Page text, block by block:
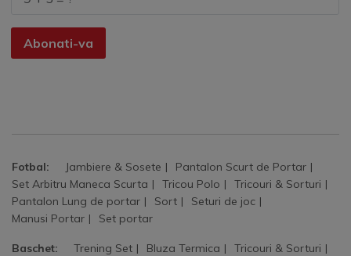
Abonati-va
Fotbal: Jambiere & Sosete
Pantalon Scurt de Portar
Set Arbitru Maneca Scurta
Tricou Polo
Tricouri & Sorturi
Pantalon Lung de portar
Sort
Seturi de joc
Manusi Portar
Set portar
Baschet: Trening Set Bluza Termica
Tricouri & Sorturi